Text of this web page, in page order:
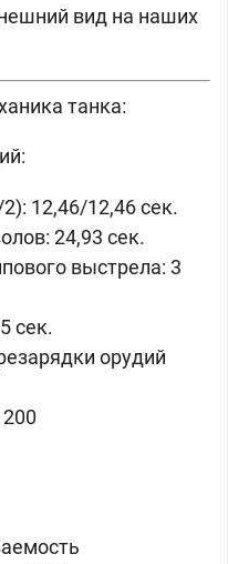
вид на наших
танка:
12,46/12,46 сек.
24,93 сек.
выстрела: 3
сек.
орудий